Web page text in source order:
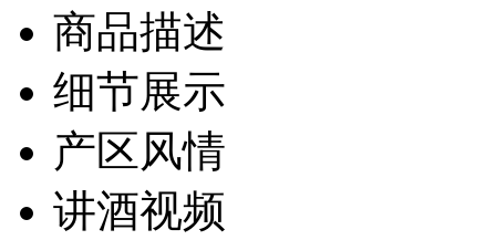
商品描述
细节展示
产区风情
讲酒视频